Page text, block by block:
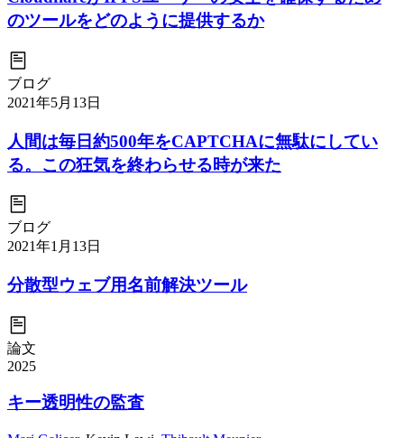
のツールをどのように提供するか
ブログ
2021年5月13日
人間は毎日約500年をCAPTCHAに無駄にしてい
る。この狂気を終わらせる時が来た
ブログ
2021年1月13日
分散型ウェブ用名前解決ツール
論文
2025
キー透明性の監査